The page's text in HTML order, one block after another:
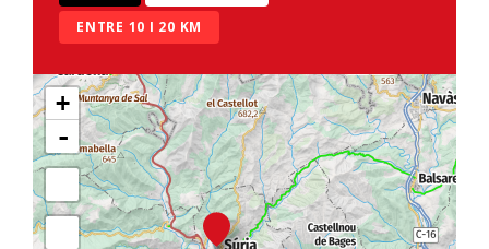
ENTRE 10 I 20 KM
+
-